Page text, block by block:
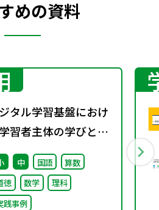
めの資料
タル学習基盤におけ
習者主体の学びと教
足場かけ（特別課題
）
中 国語
算数
徳
数学
理科
践事例